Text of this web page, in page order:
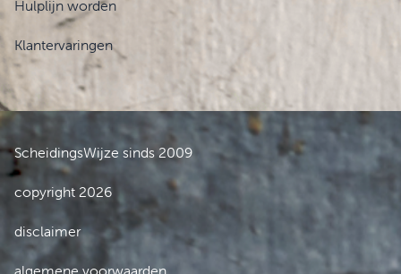
Hulplijn worden
Klantervaringen
ScheidingsWijze sinds 2009
copyright 2026
disclaimer